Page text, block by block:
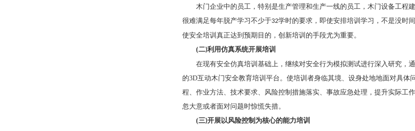
木门企业中的员工，特别是生产管理和生产一线的员工，木门设备工程
很难满足每年脱产学习不少于32学时的要求，即使安排培训学习，不是没时
使安全培训真正达到预期目的，创新培训的手段尤为重要。
(二)利用仿真系统开展培训
在现有安全仿真培训基础上，继续对安全行为模拟测试进行深入研究，
的3D互动木门安全教育培训平台。使培训者身临其境、设身处地地面对具
程、作业方法、技术要求、风险控制措施落实、事故应急处理，提升实际工
忽大意或者面对问题时惊慌失措。
(三)开展以风险控制为核心的能力培训